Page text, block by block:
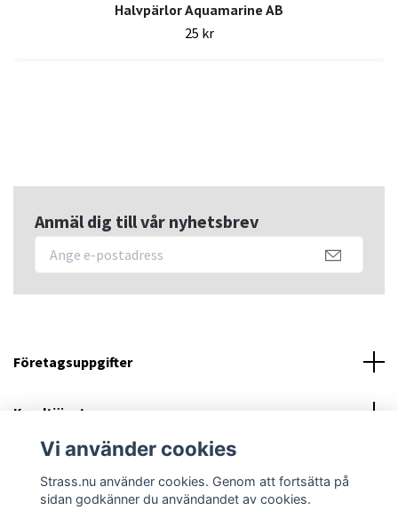
Halvpärlor Aquamarine AB
25 kr
Anmäl dig till vår nyhetsbrev
Företagsuppgifter
Kundtjänst
Sociala medier
Vi använder cookies
Strass.nu använder cookies. Genom att fortsätta på
sidan godkänner du användandet av cookies.